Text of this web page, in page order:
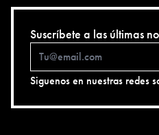
Suscríbete a las últimas
Siguenos en nuestras redes